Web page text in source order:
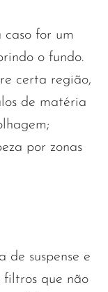
caso for um
o fundo.
certa região,
de matéria
por zonas
de suspense e
filtros que não